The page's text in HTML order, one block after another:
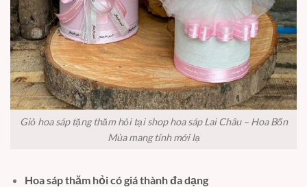
Giỏ hoa sáp tặng thăm hỏi tại shop hoa sáp Lai Châu – Hoa Bốn
Mùa mang tính mới lạ
Hoa sáp thăm hỏi có giá thành đa dạng